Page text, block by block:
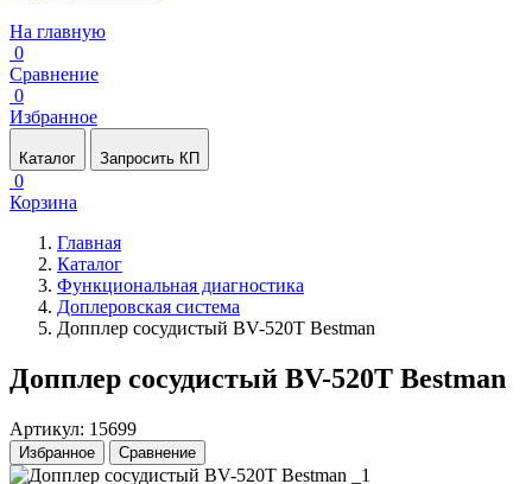
На главную
0
Сравнение
0
Избранное
Каталог Запросить КП
0
Корзина
Главная
Каталог
Функциональная диагностика
Доплеровская система
Допплер сосудистый BV-520Т Bestman
Допплер сосудистый BV-520Т Bestman
Артикул: 15699
Избранное Сравнение